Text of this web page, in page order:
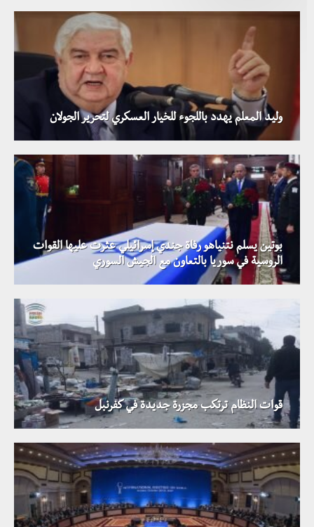
وليد المعلم يهدد باللجوء للخيار العسكري لتحرير الجولان
بوتين يسلم نتنياهو رفاة جندي إسرائيلي عثرت عليها القوات
الروسية في سوريا بالتعاون مع الجيش السوري
قوات النظام ترتكب مجزرة جديدة في كفرنبل